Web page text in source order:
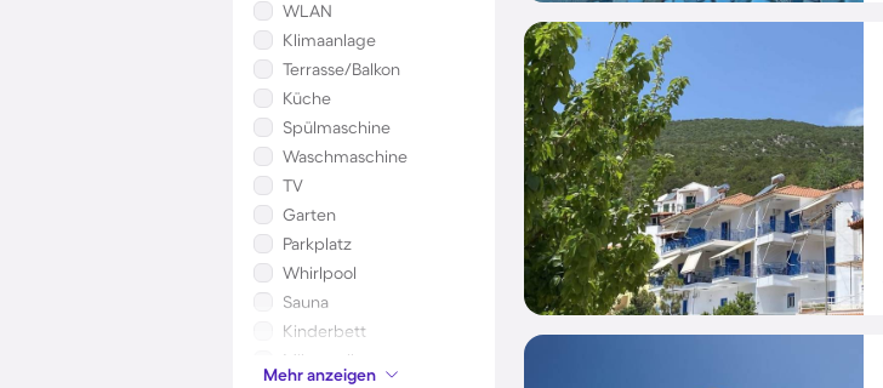
WLAN
Klimaanlage
Terrasse/Balkon
Küche
Spülmaschine
Waschmaschine
TV
Garten
Parkplatz
Whirlpool
Sauna
Kinderbett
Mikrowelle
Mehr anzeigen